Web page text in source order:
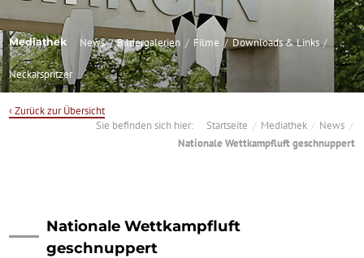
Mediathek News Bildergalerien Filme Downloads & Links
Neckarspritzer
‹ Zurück zur Übersicht
Sie befinden sich hier:
Startseite Mediathek
News
Nationale Wettkampfluft geschnuppert
Nationale Wettkampfluft
geschnuppert